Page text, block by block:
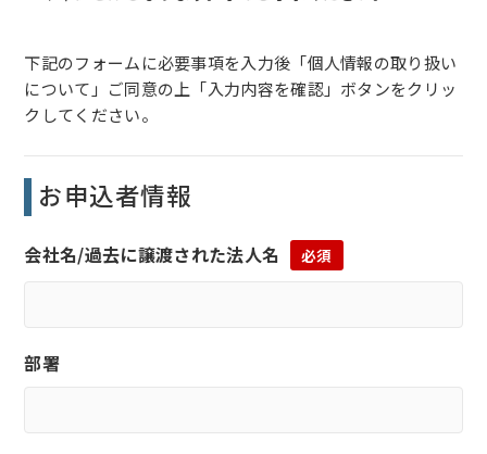
下記のフォームに必要事項を入力後「個人情報の取り扱い
について」ご同意の上「入力内容を確認」ボタンをクリッ
クしてください。
お申込者情報
会社名/過去に譲渡された法人名 必須
部署